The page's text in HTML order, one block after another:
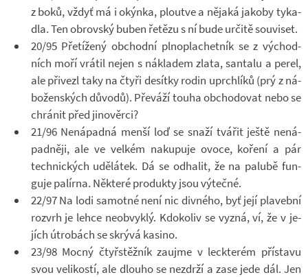
z boků, vždyť má i okýnka, ploutve a ně­jaká ja­koby ty­ka­
dla. Ten ob­rov­ský buben ře­tězu s ní bude ur­čitě sou­vi­set.
20/95 Pře­tí­žený ob­chodní pl­no­pla­chet­ník se z vý­chod­
ních moří vrá­til nejen s ná­kla­dem zlata, san­talu a perel,
ale při­vezl taky na čtyři de­sítky rodin uprch­líků (prý z ná­
bo­žen­ských dů­vodů). Pře­váží touha ob­cho­do­vat nebo se
chrá­nit před ji­no­věrci?
21/96 Ne­ná­padná menší loď se snaží tvá­řit ještě ne­ná­
pad­něji, ale ve vel­kém na­ku­puje ovoce, ko­ření a pár
tech­nic­kých udě­lá­tek. Dá se od­ha­lit, že na pa­lubě fun­
guje pa­lírna. Ně­které pro­dukty jsou vý­tečné.
22/97 Na lodi sa­motné není nic div­ného, byť její pla­vební
roz­vrh je lehce ne­ob­vyklý. Kdo­ko­liv se vyzná, ví, že v je­
jích útro­bách se skrývá ka­sino.
23/98 Mocný čtyř­stěž­ník za­ujme v leckte­rém pří­stavu
svou ve­li­kostí, ale dlouho se ne­zdrží a zase jede dál. Jen